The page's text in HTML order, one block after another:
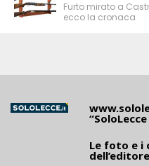
Furto mirato a
ecco la cronaca
Le foto e i
dell’editore